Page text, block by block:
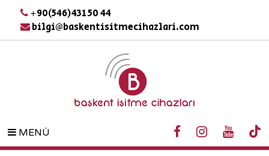
+90(546)431 50 44
bilgi@baskentisitmecihazlari.com
MENÜ